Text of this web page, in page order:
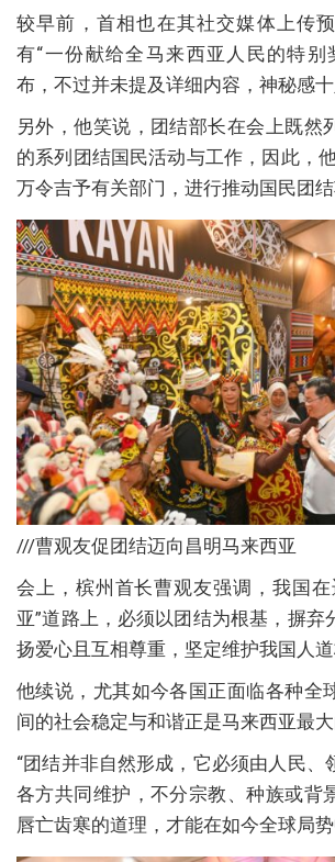
较早前，首相也在其社交媒体上传
有“一份献给全马来西亚人民的特别
布，不过并未提及详细内容，神秘感十
另外，他笑说，团结部长在会上既然
的系列团结国民活动与工作，因此，
万令吉予有关部门，进行推动国民团结
///曹观友促团结迈向昌明马来西亚
会上，槟州首长曹观友强调，我国
亚”道路上，必须以团结为根基，摒弃
扬爱心且互相尊重，坚定维护我国人道
他续说，尤其如今各国正面临各种全
间的社会稳定与和谐正是马来西亚最大
“团结并非自然形成，它必须由人民、
各方共同维护，不分宗教、种族或背
唇亡齿寒的道理，才能在如今全球局